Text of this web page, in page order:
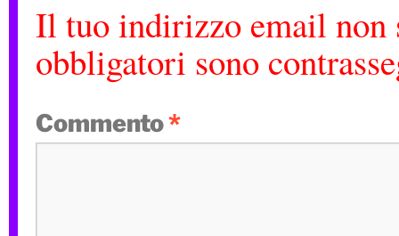
Il tuo indirizzo email non
obbligatori sono
Commento*